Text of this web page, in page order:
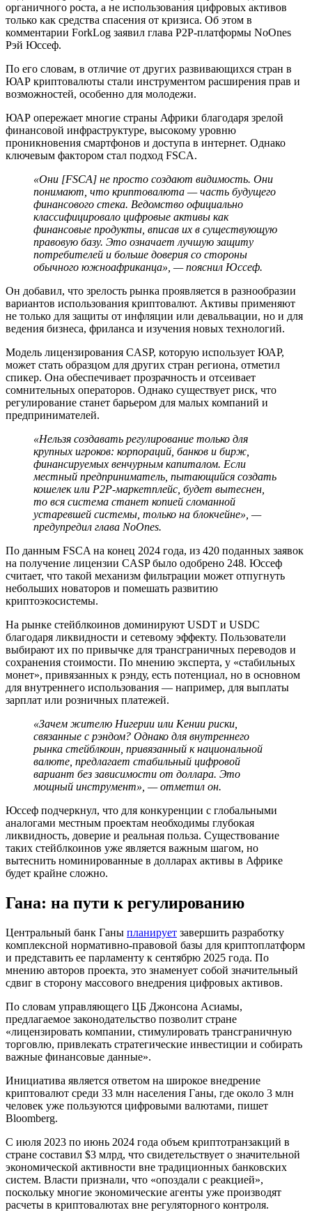
органичного роста, а не использования цифровых активов
только как средства спасения от кризиса. Об этом в
комментарии ForkLog заявил глава P2P-платформы NoOnes
Рэй Юссеф.
По его словам, в отличие от других развивающихся стран в
ЮАР криптовалюты стали инструментом расширения прав и
возможностей, особенно для молодежи.
ЮАР опережает многие страны Африки благодаря зрелой
финансовой инфраструктуре, высокому уровню
проникновения смартфонов и доступа в интернет. Однако
ключевым фактором стал подход FSCA.
«Они [FSCA] не просто создают видимость. Они
понимают, что криптовалюта — часть будущего
финансового стека. Ведомство официально
классифицировало цифровые активы как
финансовые продукты, вписав их в существующую
правовую базу. Это означает лучшую защиту
потребителей и больше доверия со стороны
обычного южноафриканца», — пояснил Юссеф.
Он добавил, что зрелость рынка проявляется в разнообразии
вариантов использования криптовалют. Активы применяют
не только для защиты от инфляции или девальвации, но и для
ведения бизнеса, фриланса и изучения новых технологий.
Модель лицензирования CASP, которую использует ЮАР,
может стать образцом для других стран региона, отметил
спикер. Она обеспечивает прозрачность и отсеивает
сомнительных операторов. Однако существует риск, что
регулирование станет барьером для малых компаний и
предпринимателей.
«Нельзя создавать регулирование только для
крупных игроков: корпораций, банков и бирж,
финансируемых венчурным капиталом. Если
местный предприниматель, пытающийся создать
кошелек или P2P-маркетплейс, будет вытеснен,
то вся система станет копией сломанной
устаревшей системы, только на блокчейне», —
предупредил глава NoOnes.
По данным FSCA на конец 2024 года, из 420 поданных заявок
на получение лицензии CASP было одобрено 248. Юссеф
считает, что такой механизм фильтрации может отпугнуть
небольших новаторов и помешать развитию
криптоэкосистемы.
На рынке стейблкоинов доминируют USDT и USDC
благодаря ликвидности и сетевому эффекту. Пользователи
выбирают их по привычке для трансграничных переводов и
сохранения стоимости. По мнению эксперта, у «стабильных
монет», привязанных к рэнду, есть потенциал, но в основном
для внутреннего использования — например, для выплаты
зарплат или розничных платежей.
«Зачем жителю Нигерии или Кении риски,
связанные с рэндом? Однако для внутреннего
рынка стейблкоин, привязанный к национальной
валюте, предлагает стабильный цифровой
вариант без зависимости от доллара. Это
мощный инструмент», — отметил он.
Юссеф подчеркнул, что для конкуренции с глобальными
аналогами местным проектам необходимы глубокая
ликвидность, доверие и реальная польза. Существование
таких стейблкоинов уже является важным шагом, но
вытеснить номинированные в долларах активы в Африке
будет крайне сложно.
Гана: на пути к регулированию
Центральный банк Ганы планирует завершить разработку
комплексной нормативно-правовой базы для криптоплатформ
и представить ее парламенту к сентябрю 2025 года. По
мнению авторов проекта, это знаменует собой значительный
сдвиг в сторону массового внедрения цифровых активов.
По словам управляющего ЦБ Джонсона Асиамы,
предлагаемое законодательство позволит стране
«лицензировать компании, стимулировать трансграничную
торговлю, привлекать стратегические инвестиции и собирать
важные финансовые данные».
Инициатива является ответом на широкое внедрение
криптовалют среди 33 млн населения Ганы, где около 3 млн
человек уже пользуются цифровыми валютами, пишет
Bloomberg.
С июля 2023 по июнь 2024 года объем криптотранзакций в
стране составил $3 млрд, что свидетельствует о значительной
экономической активности вне традиционных банковских
систем. Власти признали, что «опоздали с реакцией»,
поскольку многие экономические агенты уже производят
расчеты в криптовалютах вне регуляторного контроля.